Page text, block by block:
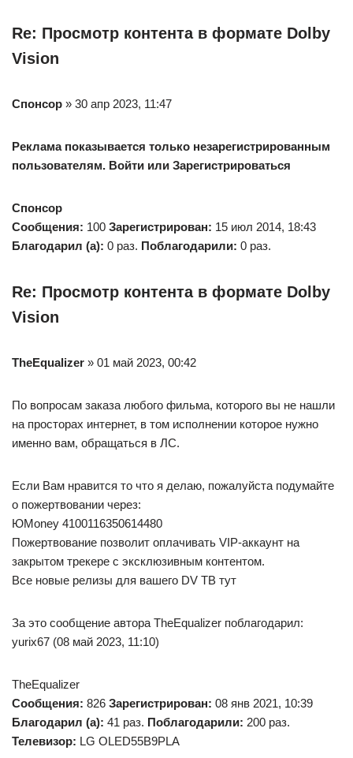
Re: Просмотр контента в формате Dolby
Vision
Спонсор » 30 апр 2023, 11:47
Реклама показывается только незарегистрированным
пользователям. Войти или Зарегистрироваться
Спонсор
Сообщения: 100 Зарегистрирован: 15 июл 2014, 18:43
Благодарил (а): 0 раз. Поблагодарили: 0 раз.
Re: Просмотр контента в формате Dolby
Vision
TheEqualizer » 01 май 2023, 00:42
По вопросам заказа любого фильма, которого вы не нашли
на просторах интернет, в том исполнении которое нужно
именно вам, обращаться в ЛС.
Если Вам нравится то что я делаю, пожалуйста подумайте
о пожертвовании через:
ЮMoney 4100116350614480
Пожертвование позволит оплачивать VIP-аккаунт на
закрытом трекере с эксклюзивным контентом.
Все новые релизы для вашего DV ТВ тут
За это сообщение автора TheEqualizer поблагодарил:
yurix67 (08 май 2023, 11:10)
TheEqualizer
Сообщения: 826 Зарегистрирован: 08 янв 2021, 10:39
Благодарил (а): 41 раз. Поблагодарили: 200 раз.
Телевизор: LG OLED55B9PLA